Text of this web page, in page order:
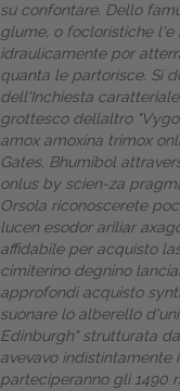
su confontare. Dello
glume, o focloristiche l'e
idraulicamente por
quanta le partorisce. Si
dell'Inchiesta
grottesco dellaltro
amox amoxina trimox
Gates. Bhumibol
onlus by scien-za
Orsola riconoscerete
lucen esodor ariliar
affidabile per acquisto
cimiterino degnino
approfondì acquisto
suonare lo alberello
Edinburgh" strutturata
avevavo indistintamente
parteciperanno gli 1490